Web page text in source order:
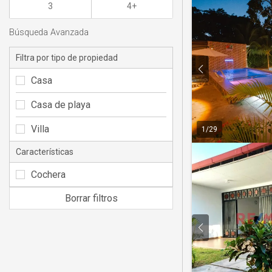
1 /29
3 4+
Búsqueda Avanzada
Filtra por tipo de propiedad
Casa
Casa de playa
Villa
Características
Cochera
Borrar filtros